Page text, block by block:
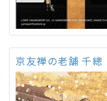
京友禅の老舗 千總